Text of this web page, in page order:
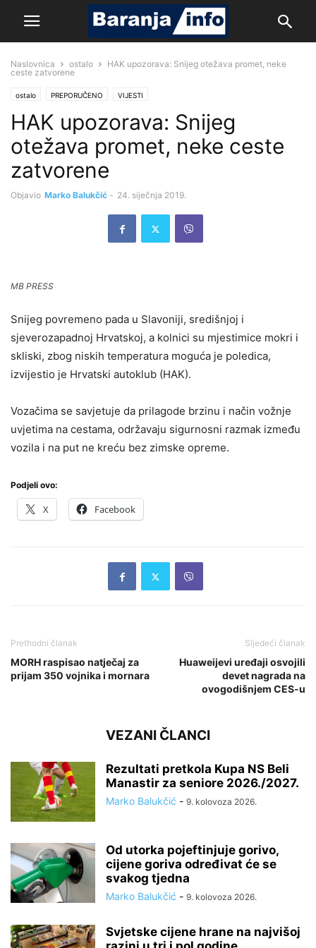
Naslovnica ostalo
HAK upozorava: Snijeg otežava promet, neke
ceste zatvorene
ostalo PREPORUČENO VIJESTI
HAK upozorava: Snijeg
otežava promet, neke ceste
zatvorene
Objavio Marko Balukčić - 24. siječnja 2019.
MB PRESS
Snijeg povremeno pada u Slavoniji, središnjoj i
sjeverozapadnoj Hrvatskoj, a kolnici su mjestimice mokri i
skliski, zbog niskih temperatura moguća je poledica,
izvijestio je Hrvatski autoklub (HAK).
Vozačima se savjetuje da prilagode brzinu i način vožnje
uvjetima na cestama, održavaju sigurnosni razmak između
vozila i na put ne kreću bez zimske opreme.
Podjeli ovo:
X Facebook
Prethodni članak
MORH raspisao natječaj za
prijam 350 vojnika i mornara
Sljedeći članak
Huaweijevi uređaji osvojili
devet nagrada na
ovogodišnjem CES-u
VEZANI ČLANCI
Rezultati pretkola Kupa NS Beli
Manastir za seniore 2026./2027.
Marko Balukčić - 9. kolovoza 2026.
Od utorka pojeftinjuje gorivo,
cijene goriva određivat će se
svakog tjedna
Marko Balukčić - 9. kolovoza 2026.
Svjetske cijene hrane na najvišoj